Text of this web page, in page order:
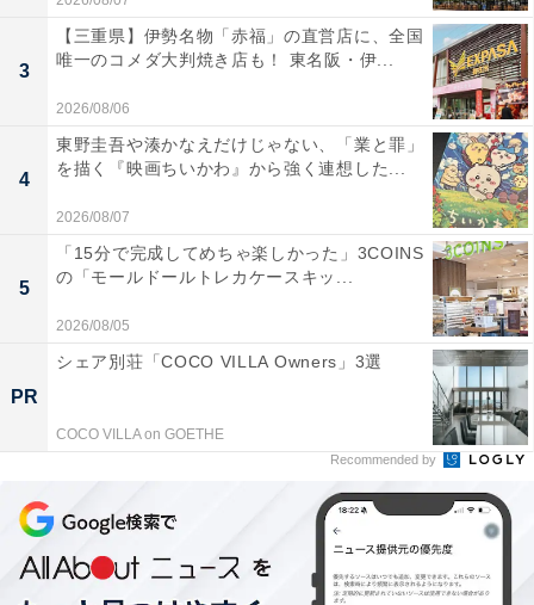
3
【三重県】伊勢名物「赤福」の直営店に、全国
唯一のコメダ大判焼き店も！ 東名阪・伊...
2026/08/06
4
東野圭吾や湊かなえだけじゃない、「業と罪」
を描く『映画ちいかわ』から強く連想した...
2026/08/07
5
「15分で完成してめちゃ楽しかった」3COINS
の「モールドールトレカケースキッ...
2026/08/05
PR
シェア別荘「COCO VILLA Owners」3選
COCO VILLA on GOETHE
Recommended by